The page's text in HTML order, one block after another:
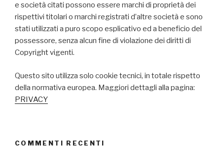
e società citati possono essere marchi di proprietà dei
rispettivi titolari o marchi registrati d’altre società e sono
stati utilizzati a puro scopo esplicativo ed a beneficio del
possessore, senza alcun fine di violazione dei diritti di
Copyright vigenti.
Questo sito utilizza solo cookie tecnici, in totale rispetto
della normativa europea. Maggiori dettagli alla pagina:
PRIVACY
COMMENTI RECENTI